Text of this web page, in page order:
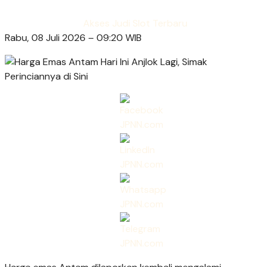
Akses Judi Slot Terbaru
Rabu, 08 Juli 2026 – 09:20 WIB